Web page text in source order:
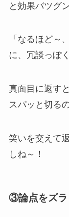
と効果バツグン
「なるほど～
に、冗談っぽ
真面目に返す
スパッと切る
笑いを交えて
しね～！
③論点をズラ